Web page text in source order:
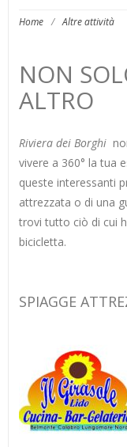
Home / Altre attività
NON
ALTRO
Riviera dei Borghi
vivere a 360° la tua
queste interessanti
attrezzata o di una
trovi tutto ciò di cui
bicicletta.
SPIAGGE